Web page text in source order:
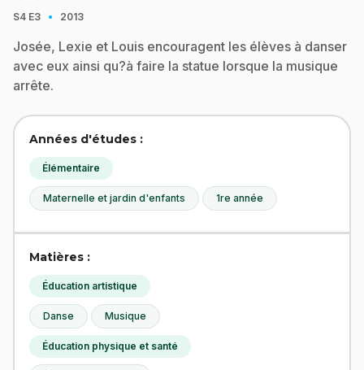
S4 E3 · 2013
Josée, Lexie et Louis encouragent les élèves à danser
avec eux ainsi qu?à faire la statue lorsque la musique
arrête.
Années d'études :
Élémentaire
Maternelle et jardin d'enfants 1re année
Matières :
Éducation artistique
Danse Musique
Éducation physique et santé